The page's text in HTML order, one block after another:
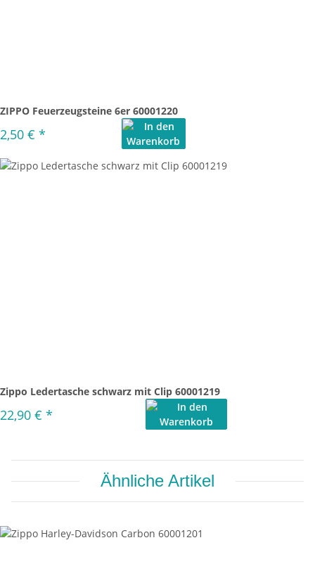
ZIPPO Feuerzeugsteine 6er 60001220
2,50 € *
Zippo Ledertasche schwarz mit Clip 60001219
22,90 € *
Ähnliche Artikel